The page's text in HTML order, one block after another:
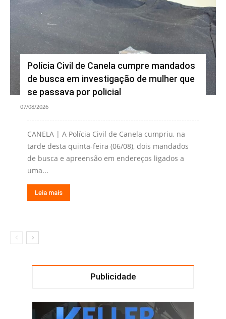
Polícia Civil de Canela cumpre mandados
de busca em investigação de mulher que
se passava por policial
07/08/2026
CANELA | A Polícia Civil de Canela cumpriu, na
tarde desta quinta-feira (06/08), dois mandados
de busca e apreensão em endereços ligados a
uma...
Leia mais
Publicidade